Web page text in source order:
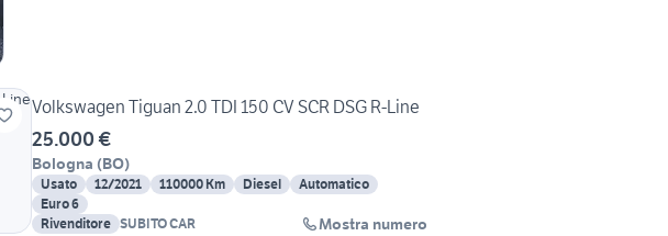
Volkswagen Tiguan 2.0 TDI 150 CV SCR DSG R-Line
25.000 €
Bologna (BO)
Usato 12/2021 110000 Km Diesel
Automatico
Euro 6
Rivenditore SUBITO CAR Mostra numero